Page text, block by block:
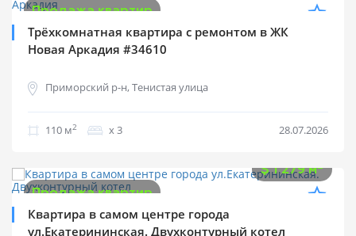
Продажа квартир
Трёхкомнатная квартира с ремонтом в ЖК
Новая Аркадия #34610
Приморский р-н, Тенистая улица
110 м2 х 3 28.07.2026
$1 279 м2
Продажа квартир
Квартира в самом центре города
ул.Екатерининская. Двухконтурный котел